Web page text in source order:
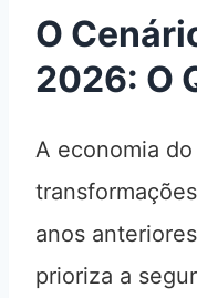
O
2026: O
A economia
anos
prioriza a